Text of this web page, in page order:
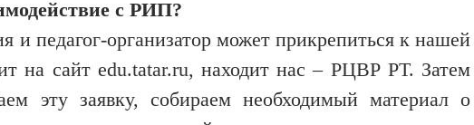
с РИП?
и педагог-организатор может прикрепиться к нашей
на сайт edu.tatar.ru, находит нас – РЦВР РТ. Затем
эту заявку, собираем необходимый материал о